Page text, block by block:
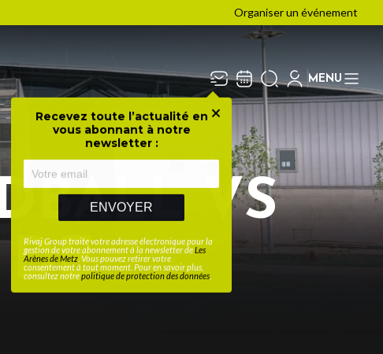
Organiser un événement
Fermer
Recevez toute l’actualité en
vous abonnant à notre
newsletter :
ENVOYER
Rivaj Group traite votre adresse électronique pour la
gestion de votre abonnement à la newsletter deLes
Arènes de Metz . Vous pouvez retirer votre
consentement à tout moment. Pour en savoir plus,
consultez notrepolitique de protection des données
MENU
VS
DE